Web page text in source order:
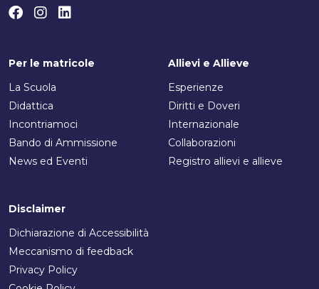
Per le matricole
La Scuola
Didattica
Incontriamoci
Bando di Ammissione
News ed Eventi
Allievi e Allieve
Esperienze
Diritti e Doveri
Internazionale
Collaborazioni
Registro allievi e allieve
Disclaimer
Dichiarazione di Accessibilità
Meccanismo di feedback
Privacy Policy